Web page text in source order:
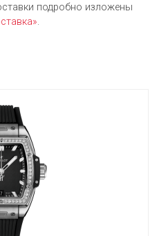
подробно изложены
.